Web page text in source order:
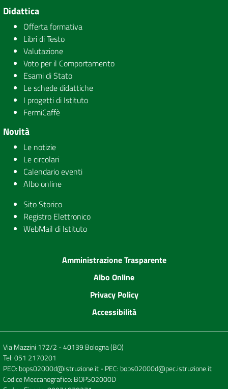
Didattica
Offerta formativa
Libri di Testo
Valutazione
Voto per il Comportamento
Esami di Stato
Le schede didattiche
I progetti di Istituto
FermiCaffè
Novità
Le notizie
Le circolari
Calendario eventi
Albo online
Sito Storico
Registro Elettronico
WebMail di Istituto
Amministrazione Trasparente
Albo Online
Privacy Policy
Accessibilità
Via Mazzini 172/2 - 40139 Bologna (BO)
Tel:051 2170201
PEO: bops02000d@istruzione.it- PEC: bops02000d@pec.istruzione.it
Codice Meccanografico: BOPS02000D